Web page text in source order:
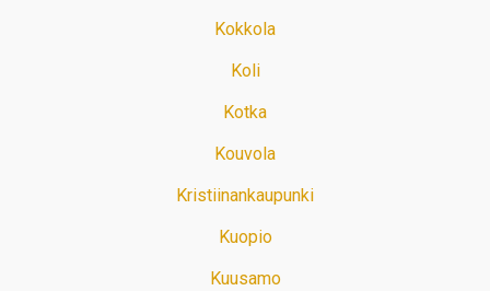
Kokkola
Koli
Kotka
Kouvola
Kristiinankaupunki
Kuopio
Kuusamo